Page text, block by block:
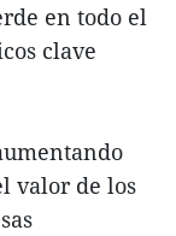
en todo el
clave
valor de los